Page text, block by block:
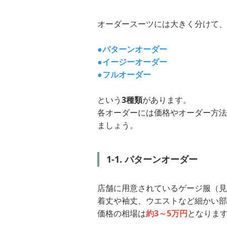
オーダースーツには大きく分けて、
●パターンオーダー
●イージーオーダー
●フルオーダー
という3種類があります。
各オーダーには価格やオーダー方
ましょう。
1-1. パターンオーダー
店舗に用意されているゲージ服（
着丈や袖丈、ウエストなど細かい
価格の相場は約3～5万円となりま